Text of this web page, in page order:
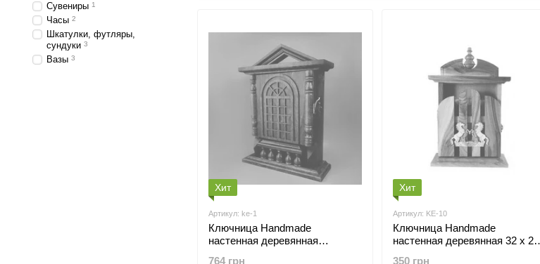
Хит
Артикул: ke-1
Ключница Handmade
настенная деревянная
764 грн
Хит
Артикул: KE-10
Ключница Handmade
настенная деревянная 32 х 21
350 грн
Сувениры 1
Часы 2
Шкатулки, футляры,
сундуки 3
Вазы 3